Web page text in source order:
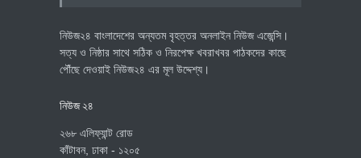
নিউজ২৪ বাংলাদেশের অন্যতম বৃহত্তর অনলাইন নিউজ এজেন্সি।
সত্য ও নিষ্ঠার সাথে সঠিক ও নিরপেক্ষ খবরাখবর পাঠকদের কাছে
পৌঁছে দেওয়াই নিউজ২৪ এর মূল উদ্দেশ্য।
নিউজ ২৪
২৬৮ এলিফ্যান্ট রোড
কাঁটাবন, ঢাকা - ১২০৫